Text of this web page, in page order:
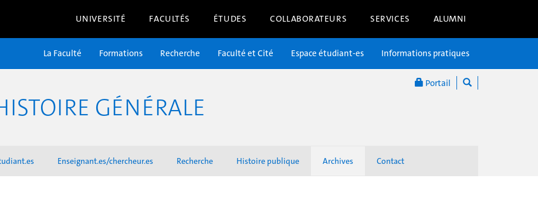
UNIVERSITÉ FACULTÉS ÉTUDES COLLABORATEURS SERVICES ALUMNI
Portail
La Faculté Formations Recherche Faculté et Cité Espace étudiant-es Informations pratiques
GÉNÉRALE
Enseignant.es/chercheur.es Recherche Histoire publique Archives Contact